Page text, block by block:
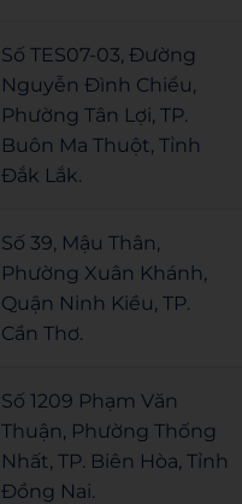
Số TES07-03, Đường
Nguyễn Đình Chiểu,
Phường Tân Lợi, TP.
Buôn Ma Thuột, Tỉnh
Đắk Lắk.
Số 39, Mậu Thân,
Phường Xuân Khánh,
Quận Ninh Kiều, TP.
Cần Thơ.
Số 1209 Phạm Văn
Thuận, Phường Thống
Nhất, TP. Biên Hòa, Tỉnh
Đồng Nai.